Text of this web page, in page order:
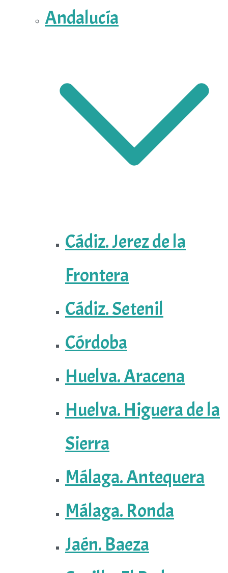
Andalucía
Cádiz. Jerez de la
Frontera
Cádiz. Setenil
Córdoba
Huelva. Aracena
Huelva. Higuera de la
Sierra
Málaga. Antequera
Málaga. Ronda
Jaén. Baeza